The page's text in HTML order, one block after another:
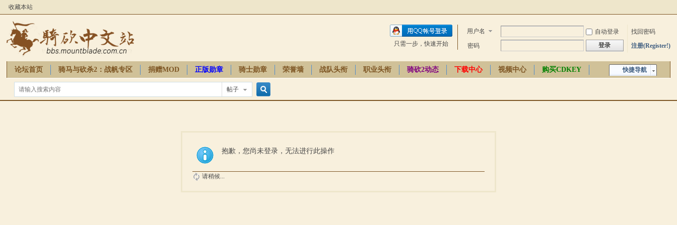
收藏本站
用户名 自动登录
找回密码
密码
登录 注册(Register!)
只需一步，快速开始
快捷导航
论坛首页 骑马与砍杀2：战帆专区 捐赠MOD 正版勋章 骑士勋章 荣誉墙 战队头衔 职业头衔 骑砍2动态 下载中心 视频中心
购买CDKEY
骑砍周边
帖子
索
抱歉，您尚未登录，无法进行此操作
请稍候...